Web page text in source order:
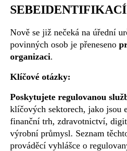
SEBEIDENTIFIKACÍ
Nově se již nečeká na úřední
povinných osob je přeneseno
organizaci.
Klíčové otázky:
Poskytujete regulovanou
klíčových sektorech, jako jsou
finanční trh, zdravotnictví,
výrobní průmysl. Seznam
prováděcí vyhlášce o